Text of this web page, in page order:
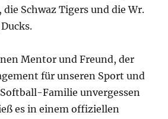
Schwaz Tigers und die Wr.
Mentor und Freund, der
für unseren Sport und
Familie unvergessen
es in einem offiziellen